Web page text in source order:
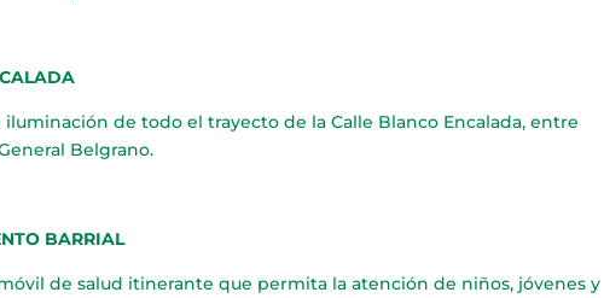
de todo el trayecto de la Calle Blanco Encalada, entre
Belgrano.
BARRIAL
de salud itinerante que permita la atención de niños, jóvenes y